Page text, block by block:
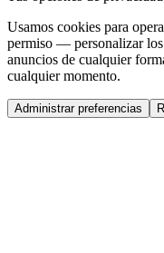
Usamos cookies para
permiso — personalizar los
anuncios de cualquier
cualquier momento.
Administrar preferencias